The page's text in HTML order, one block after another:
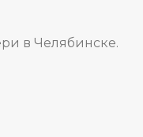
в Челябинске.